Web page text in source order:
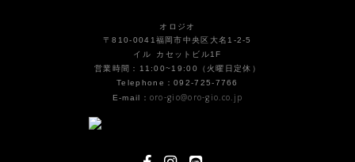
オロジオ
〒810-0041福岡市中央区大名1-2-5
イル カセットビル1F
営業時間：11:00~19:00（火曜日定休）
Telephone：092-725-7766
E-mail： oro-gio@oro-gio.co.jp